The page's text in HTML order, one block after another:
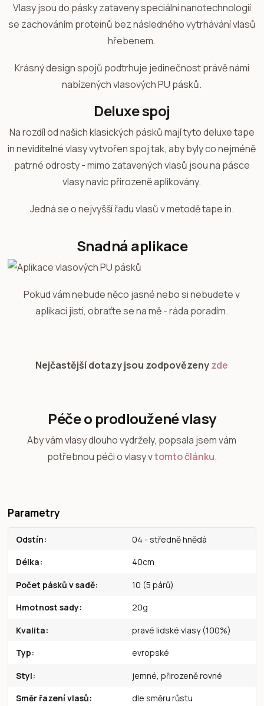
Vlasy jsou do pásky zataveny speciální nanotechnologií
se zachováním proteinů bez následného vytrhávání vlasů
hřebenem.
Krásný design spojů podtrhuje jedinečnost právě námi
nabízených vlasových PU pásků.
Deluxe spoj
Na rozdíl od našich klasických pásků mají tyto deluxe tape
in neviditelné vlasy vytvořen spoj tak, aby byly co nejméně
patrné odrosty - mimo zatavených vlasů jsou na pásce
vlasy navíc přirozeně aplikovány.
Jedná se o nejvyšší řadu vlasů v metodě tape in.
Snadná aplikace
Pokud vám nebude něco jasné nebo si nebudete v
aplikaci jisti, obraťte se na mě - ráda poradím.
Nejčastější dotazy jsou zodpovězenyzde
Péče o prodloužené vlasy
Aby vám vlasy dlouho vydržely, popsala jsem vám
potřebnou péči o vlasy vtomto článku.
Parametry
Odstín 04 - středně hnědá
Délka 40cm
Počet pásků v sadě 10 (5 párů)
Hmotnost sady 20g
Kvalita pravé lidské vlasy (100%)
Typ evropské
Styl jemné, přirozeně rovné
Směr řazení vlasů dle směru růstu